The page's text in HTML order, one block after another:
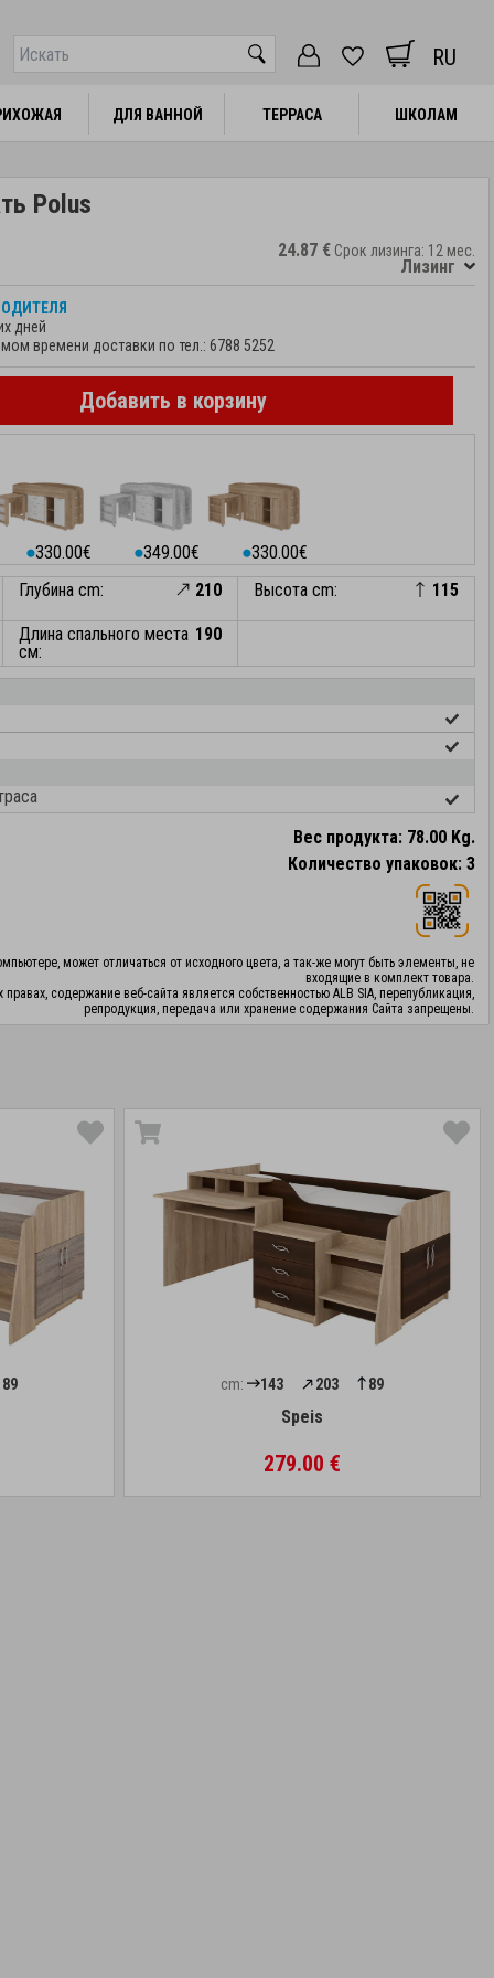
RU
ДЛЯ ВАННОЙ ТЕРРАСА ШКОЛАМ
ДЛЯ ВАННОЙ ТЕРРАСА ШКОЛАМ
Polus
24.87 € Срок лизинга: 12 мес.
Лизинг
дней
времени доставки по тел.: 6788 5252
Добавить в корзину
⬤330.00€ ⬤349.00€ ⬤330.00€
Глубина cm:
210 Высота cm: 115
Длина спального места
см:
190
Вес продукта: 78.00 Kg.
Количество упаковок: 3
может отличаться от исходного цвета, а так-же могут быть элементы, не
входящие в комплект товара.
содержание веб-сайта является собственностью ALB SIA, перепубликация,
репродукция, передача или хранение содержания Сайта запрещены.
89 cm: 143 203 89
Speis
279.00 €